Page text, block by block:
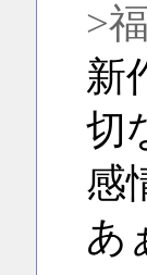
>
新
切
感
あ